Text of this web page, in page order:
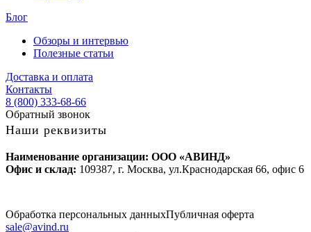
Блог
Обзоры и интервью
Полезные статьи
Доставка и оплата
Контакты
8 (800) 333-68-66
Обратный звонок
Наши реквизиты
Наименование организации: ООО «АВИНД»
Офис и склад: 109387, г. Москва, ул.Краснодарская 66, офис 6
Обработка персональных данныхПубличная оферта
sale@avind.ru